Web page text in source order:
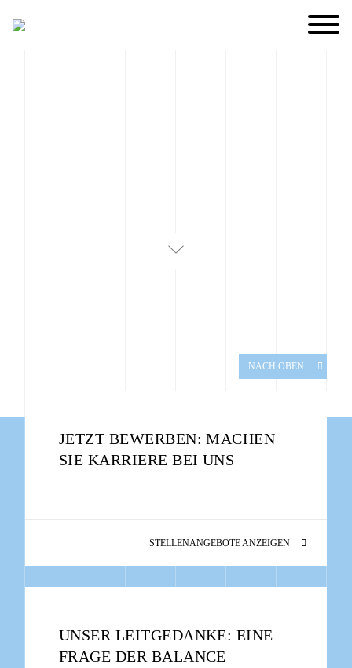
NACH OBEN
JETZT BEWERBEN: MACHEN
SIE KARRIERE BEI UNS
STELLENANGEBOTE ANZEIGEN
UNSER LEITGEDANKE: EINE
FRAGE DER BALANCE